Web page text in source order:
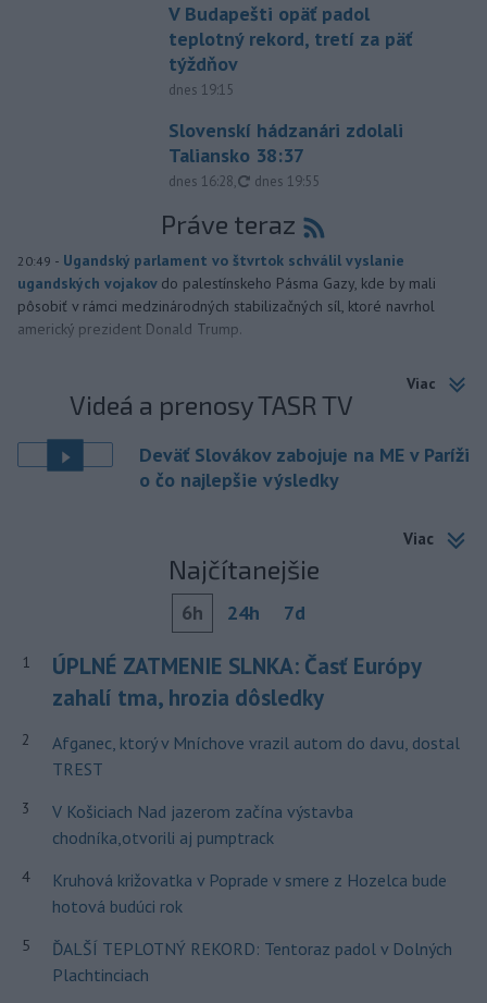
V Budapešti opäť padol
teplotný rekord, tretí za päť
týždňov
dnes 19:15
Slovenskí hádzanári zdolali
Taliansko 38:37
dnes 16:28, aktualizované
dnes 19:55
Práve teraz
20:49 - Ugandský parlament vo štvrtok schválil vyslanie
ugandských vojakov do palestínskeho Pásma Gazy, kde by mali
pôsobiť v rámci medzinárodných stabilizačných síl, ktoré navrhol
americký prezident Donald Trump.
Viac
Videá a prenosy TASR TV
Deväť Slovákov zabojuje na ME v Paríži
o čo najlepšie výsledky
Viac
Najčítanejšie
6h 24h 7d
1
ÚPLNÉ ZATMENIE SLNKA: Časť Európy
zahalí tma, hrozia dôsledky
2
Afganec, ktorý v Mníchove vrazil autom do davu, dostal
TREST
3
V Košiciach Nad jazerom začína výstavba
chodníka,otvorili aj pumptrack
4
Kruhová križovatka v Poprade v smere z Hozelca bude
hotová budúci rok
5
ĎALŠÍ TEPLOTNÝ REKORD: Tentoraz padol v Dolných
Plachtinciach